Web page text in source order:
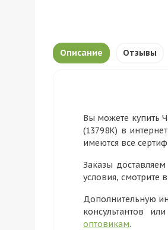
Описание Отзывы
Вы можете купить
(13798К) в
имеются все
Заказы
условия, смотрите
Дополнительную
консультантов
оптовикам.